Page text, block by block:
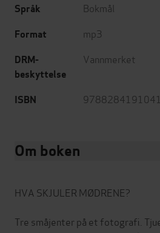
Språk Bokmål
Format mp3
DRM-
beskyttelse
Vannmerket
ISBN 9788284191041
Om boken
HVA SKJULER MØDRENE?
Tre småjenter på et fotografi.